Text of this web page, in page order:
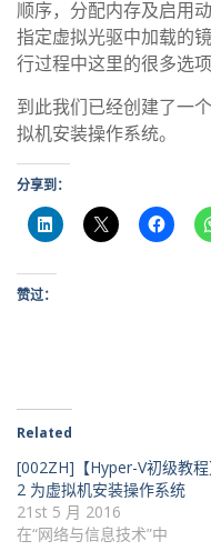
顺序，分配内存及启用
指定虚拟光驱中加载的
行过程中这里的很多选项
到此我们已经创建了一
拟机安装操作系统。
分享到：
赞过：
Related
[002ZH]【Hyper-V初级教程
2 为虚拟机安装操作系统
21st 5 月 2016
在“网络与信息技术”中